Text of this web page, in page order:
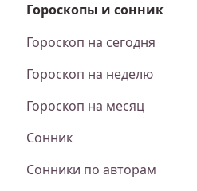
Гороскопы и сонник
Гороскоп на сегодня
Гороскоп на неделю
Гороскоп на месяц
Сонник
Сонники по авторам